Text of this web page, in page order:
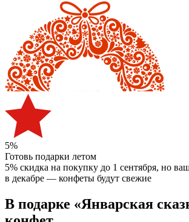
5%
Готовь подарки летом
5% скидка на покупку до 1 сентября, но
в декабре — конфеты будут свежие
В подарке «Январская